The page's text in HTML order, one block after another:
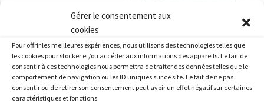
Gérer le consentement aux
cookies
Pour offrir les meilleures expériences, nous utilisons des technologies telles que
les cookies pour stocker et/ou accéder aux informations des appareils. Le fait de
consentir à ces technologies nous permettra de traiter des données telles que le
comportement de navigation ou les ID uniques sur ce site. Le fait de ne pas
consentir ou de retirer son consentement peut avoir un effet négatif sur certaines
caractéristiques et fonctions.
Pantalon de pluie Superlight
29.00€
CHOIX DES OPTIONS
Ce
produit
a
Sur-Bottes de pluie avec
31.00€
AJOUTER AU PANIER